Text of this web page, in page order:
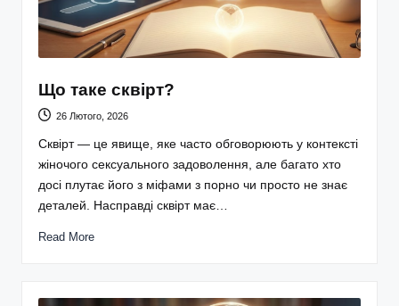
Що таке сквірт?
26 Лютого, 2026
Сквірт — це явище, яке часто обговорюють у контексті
жіночого сексуального задоволення, але багато хто
досі плутає його з міфами з порно чи просто не знає
деталей. Насправді сквірт має…
Read More